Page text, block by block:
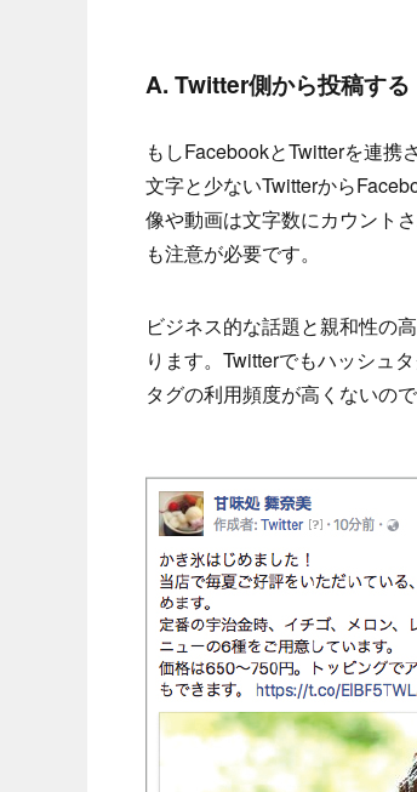
A. Twitter側から投稿する
もしFacebookとTwitterを連携
文字と少ないTwitterから
像や動画は文字数にカウント
も注意が必要です。
ビジネス的な話題と親和性の
ります。Twitterでもハッシュ
タグの利用頻度が高くないの